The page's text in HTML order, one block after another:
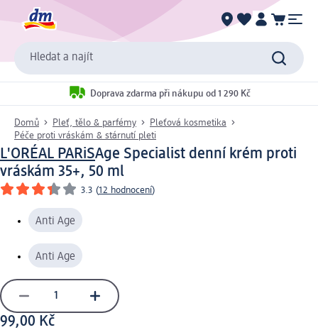
Hledat a najít
Doprava zdarma při nákupu od 1 290 Kč
Domů Pleť, tělo & parfémy
Pleťová kosmetika
Péče proti vráskám & stárnutí pleti
L'ORÉAL PARiSAge Specialist denní krém proti
vráskám 35+, 50 ml
3.3 (12 hodnocení)
Anti Age
Anti Age
99,00 Kč